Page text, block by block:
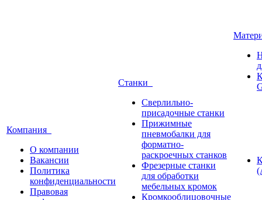
Компания
О компании
Вакансии
Политика
конфиденциальности
Правовая
Станки
Сверлильно-
присадочные станки
Прижимные
пневмобалки для
форматно-
раскроечных станков
Фрезерные станки
для обработки
мебельных кромок
Кромкооблицовочные